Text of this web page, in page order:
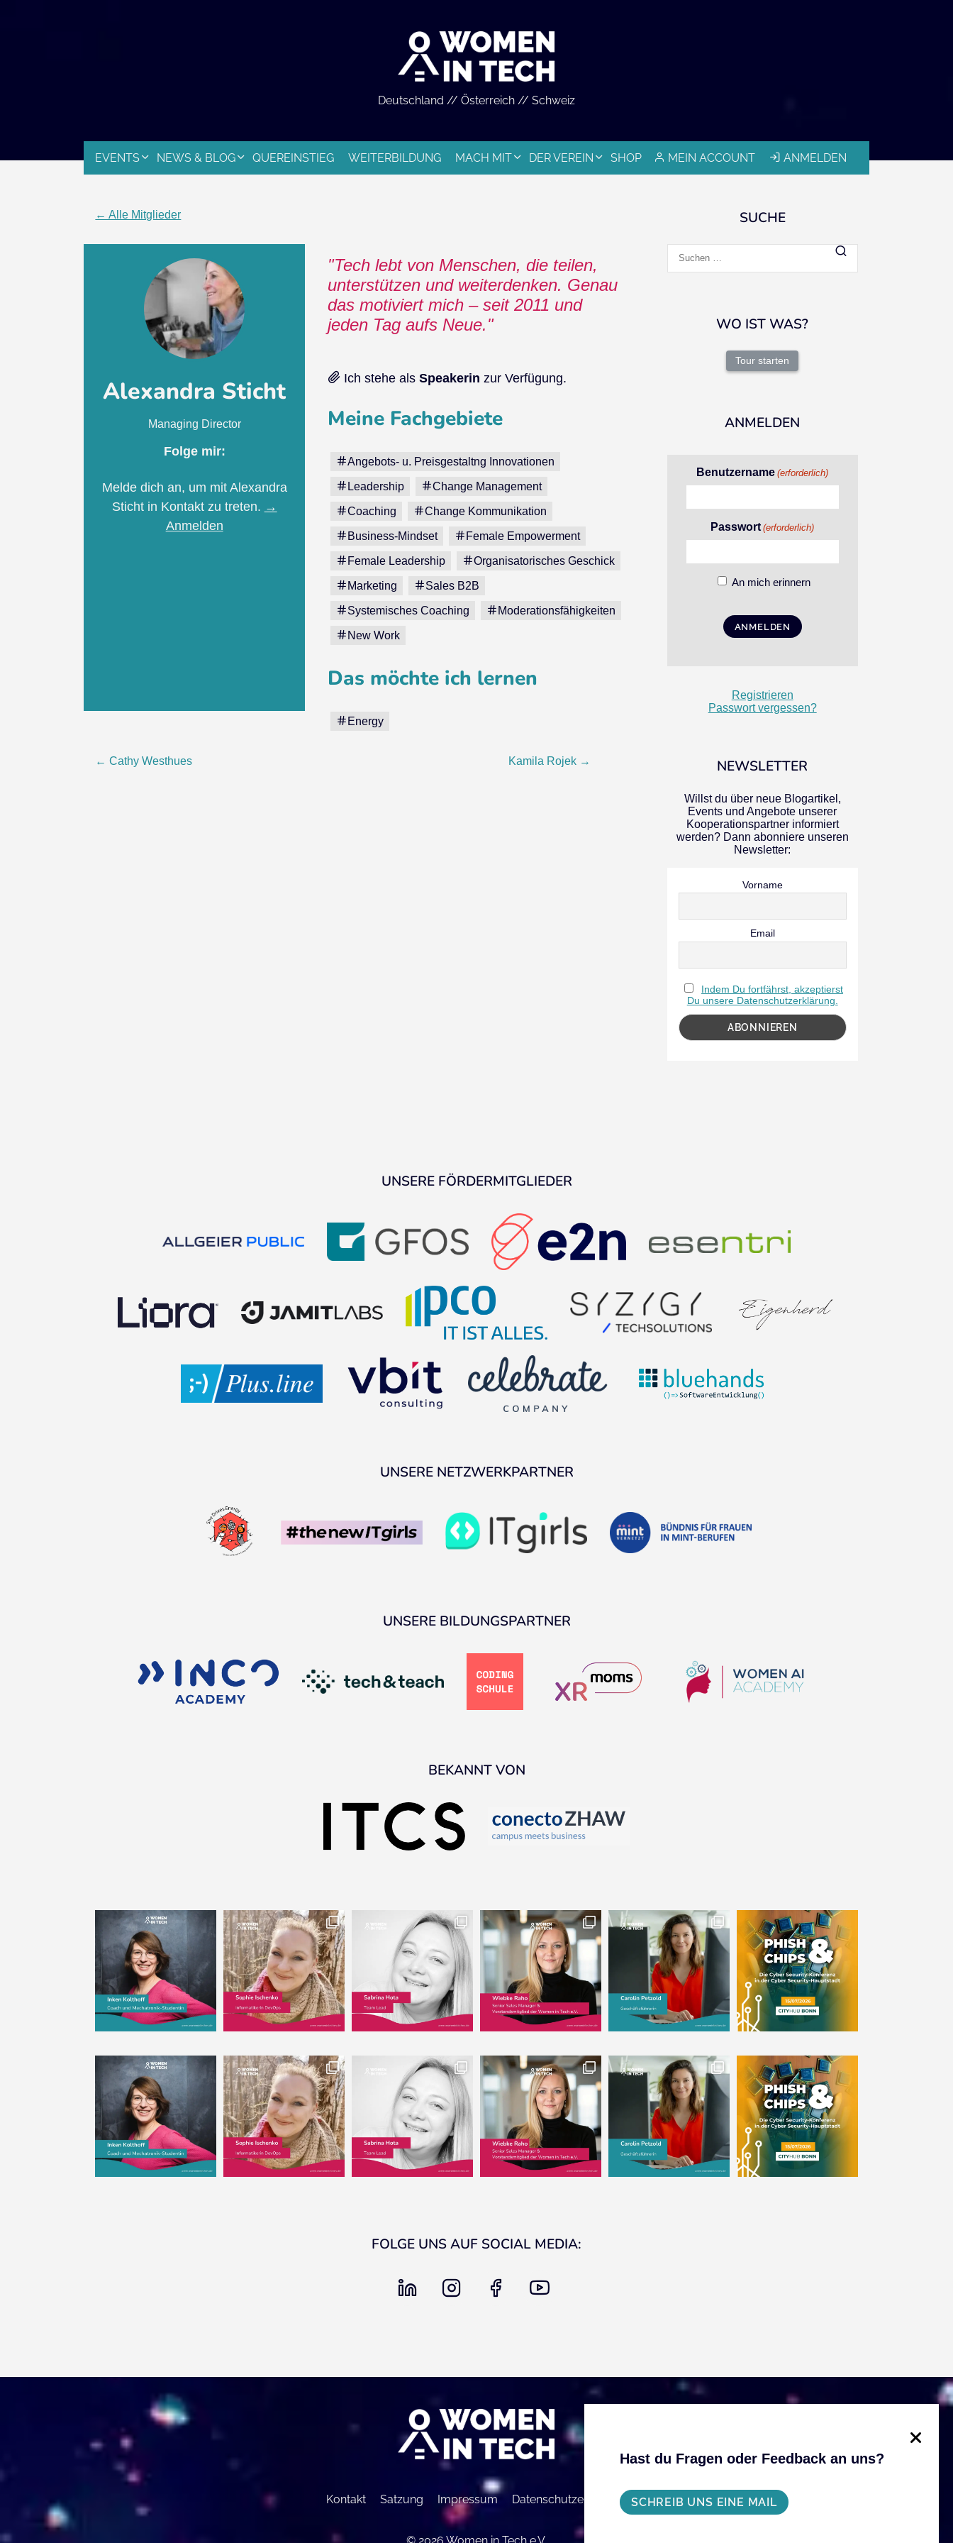
Deutschland // Österreich // Schweiz
MEIN ACCOUNT ANMELDEN
EVENTS NEWS & BLOG QUEREINSTIEG WEITERBILDUNG MACH MIT DER VEREIN SHOP
← Alle Mitglieder
Alexandra Sticht
Managing Director
Folge mir:
Melde dich an, um mit Alexandra
Sticht in Kontakt zu treten. →
Anmelden
Tech lebt von Menschen, die teilen,
unterstützen und weiterdenken. Genau
das motiviert mich – seit 2011 und
jeden Tag aufs Neue.
Ich stehe als Speakerin zur Verfügung.
Meine Fachgebiete
Angebots- u. Preisgestaltng Innovationen
Leadership Change Management
Coaching Change Kommunikation
Business-Mindset Female Empowerment
Female Leadership Organisatorisches Geschick
Marketing Sales B2B
Systemisches Coaching Moderationsfähigkeiten
New Work
Das möchte ich lernen
Energy
Beitragsnavigation
← Cathy Westhues Kamila Rojek →
SUCHE
nach:
WO IST WAS?
Tour starten
ANMELDEN
Benutzername (erforderlich)
Passwort (erforderlich)
An mich erinnern
Registrieren
Passwort vergessen?
NEWSLETTER
Willst du über neue Blogartikel,
Events und Angebote unserer
Kooperationspartner informiert
werden? Dann abonniere unseren
Newsletter:
Vorname
Email
Indem Du fortfährst, akzeptierst
Du unsere Datenschutzerklärung.
UNSERE FÖRDERMITGLIEDER
UNSERE NETZWERKPARTNER
UNSERE BILDUNGSPARTNER
BEKANNT VON
FOLGE UNS AUF SOCIAL MEDIA:
linkedin instagram
Kontakt Satzung Impressum Datenschutzerklärung
© 2026 Women in Tech e.V.
Hast du Fragen oder Feedback an uns?
SCHREIB UNS EINE MAIL